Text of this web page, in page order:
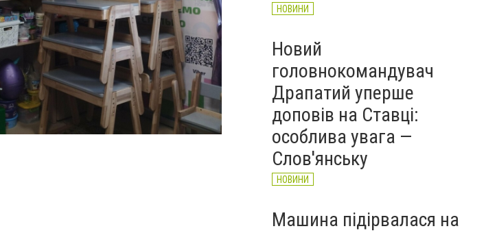
НОВИНИ
Новий
головнокомандувач
Драпатий уперше
доповів на Ставці:
особлива увага —
Слов'янську
НОВИНИ
Машина підірвалася на